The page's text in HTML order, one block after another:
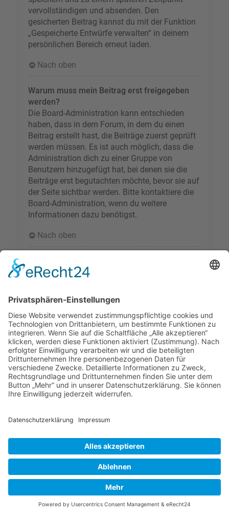
vervollständigen und absenden. Den
gesicherten Beitrag kannst du mit der Funktion
„Gespeicherte Entwürfe verwalten“ in deinem
persönlichen Bereich erneut laden.
Nach oben
Warum muss mein Beitrag erst freigegeben
werden?
Die Board-Administration kann entschieden
haben, dass in dem Forum, in dem du einen
Beitrag erstellt hast, die Beiträge zuerst geprüft
werden müssen. Es ist auch möglich, dass die
Administration dich zu einer Gruppe von
Benutzern hinzugefügt hat, bei denen sie die
Beiträge erst begutachten möchte, bevor sie auf
der Seite sichtbar werden. Bitte kontaktiere die
Board-Administration, wenn du weitere
Informationen dazu benötigst.
Nach oben
Durch Klicken des „Thema als neu markieren“-
Thema wieder ganz nach oben auf die erste
Seite des Forums holen. Wenn du den
entsprechenden Link nicht siehst, dann ist die
Funktion möglicherweise deaktiviert oder seit
der letzten Markierung ist nicht genügend Zeit
vergangen. Es ist auch möglich, das Thema
nach oben zu holen, indem du einfach eine
Antwort darauf schreibst. Stelle jedoch sicher,
dass du die Regeln dieses Boards beachtest! Es
wird meist nicht gerne gesehen, wenn ohne
Themen geantwortet wird.
Nach oben
Textforma
und
Thementy